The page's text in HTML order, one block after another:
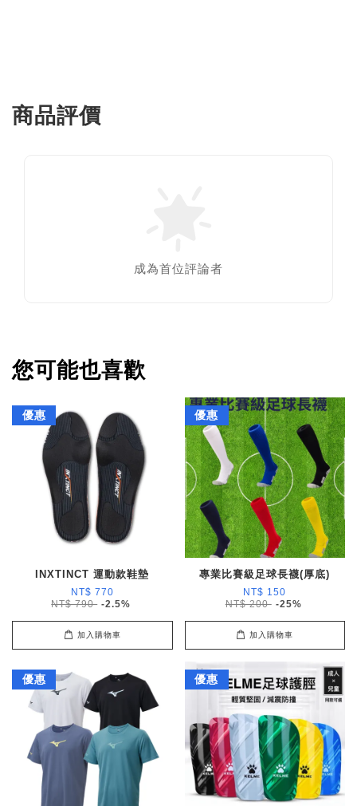
商品評價
成為首位評論者
您可能也喜歡
優惠
INXTINCT 運動款鞋墊
NT$ 770
NT$ 790 -2.5%
加入購物車
優惠
專業比賽級足球長襪(厚底)
NT$ 150
NT$ 200 -25%
加入購物車
優惠 優惠